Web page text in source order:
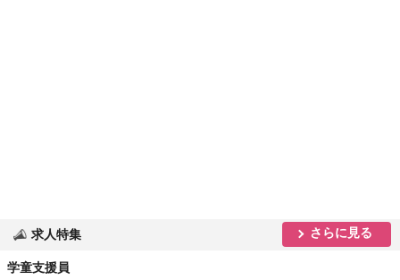
求人特集 さらに見る
学童支援員